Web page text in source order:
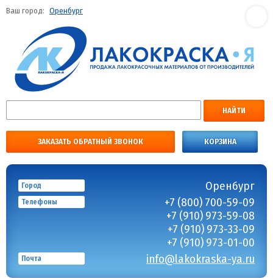
Ваш город: Оренбург
НАЙТИ
ЗАКАЗАТЬ ОБРАТНЫЙ ЗВОНОК КОРЗИНА
Город Оренбург
Телефоны
+7 (800) 700-59-09
+7 (910) 973-59-08
+7 (910) 973-33-09
+7 (910) 973-01-00
Почта info@lakokraska-ya.ru